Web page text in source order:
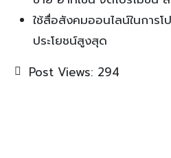
ใช้สื่อสังคมออนไลน์ในการโ
ประโยชน์สูงสุด
Post Views: 294